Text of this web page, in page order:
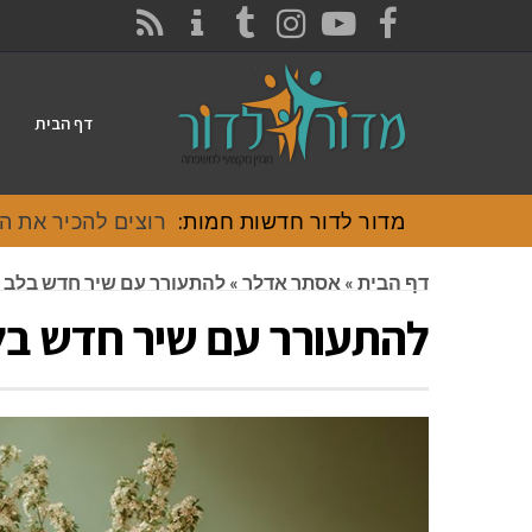
FACEBOOK
YOUTUBE
INSTAGRAM
TUMBLR
דף הבית
מדור לדור חדשות חמות:
דף הבית » אסתר אדלר » להתעורר עם שיר חדש
להתעורר עם שיר חדש